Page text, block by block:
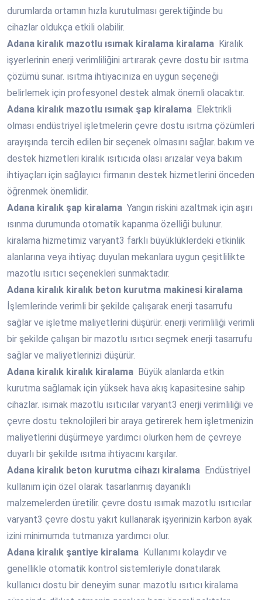
durumlarda ortamın hızla kurutulması gerektiğinde bu
cihazlar oldukça etkili olabilir.
Adana kiralık mazotlu ısımak kiralama kiralama Kiralık
işyerlerinin enerji verimliliğini artırarak çevre dostu bir ısıtma
çözümü sunar. ısıtma ihtiyacınıza en uygun seçeneği
belirlemek için profesyonel destek almak önemli olacaktır.
Adana kiralık mazotlu ısımak şap kiralama Elektrikli
olması endüstriyel işletmelerin çevre dostu ısıtma çözümleri
arayışında tercih edilen bir seçenek olmasını sağlar. bakım ve
destek hizmetleri kiralık ısıtıcıda olası arızalar veya bakım
ihtiyaçları için sağlayıcı firmanın destek hizmetlerini önceden
öğrenmek önemlidir.
Adana kiralık şap kiralama Yangın riskini azaltmak için aşırı
ısınma durumunda otomatik kapanma özelliği bulunur.
kiralama hizmetimiz varyant3 farklı büyüklüklerdeki etkinlik
alanlarına veya ihtiyaç duyulan mekanlara uygun çeşitlilikte
mazotlu ısıtıcı seçenekleri sunmaktadır.
Adana kiralık kiralık beton kurutma makinesi kiralama
İşlemlerinde verimli bir şekilde çalışarak enerji tasarrufu
sağlar ve işletme maliyetlerini düşürür. enerji verimliliği verimli
bir şekilde çalışan bir mazotlu ısıtıcı seçmek enerji tasarrufu
sağlar ve maliyetlerinizi düşürür.
Adana kiralık kiralık kiralama Büyük alanlarda etkin
kurutma sağlamak için yüksek hava akış kapasitesine sahip
cihazlar. ısımak mazotlu ısıtıcılar varyant3 enerji verimliliği ve
çevre dostu teknolojileri bir araya getirerek hem işletmenizin
maliyetlerini düşürmeye yardımcı olurken hem de çevreye
duyarlı bir şekilde ısıtma ihtiyacını karşılar.
Adana kiralık beton kurutma cihazı kiralama Endüstriyel
kullanım için özel olarak tasarlanmış dayanıklı
malzemelerden üretilir. çevre dostu ısımak mazotlu ısıtıcılar
varyant3 çevre dostu yakıt kullanarak işyerinizin karbon ayak
izini minimumda tutmanıza yardımcı olur.
Adana kiralık şantiye kiralama Kullanımı kolaydır ve
genellikle otomatik kontrol sistemleriyle donatılarak
kullanıcı dostu bir deneyim sunar. mazotlu ısıtıcı kiralama